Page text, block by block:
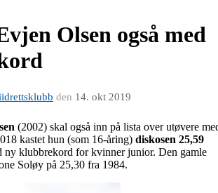
Olsen også med
den 14. okt 2019
(2002) skal også inn på lista over utøvere
kastet hun (som 16-åring) diskosen 25,59
ny klubbrekord for kvinner junior. Den gamle
Soløy på 25,30 fra 1984.